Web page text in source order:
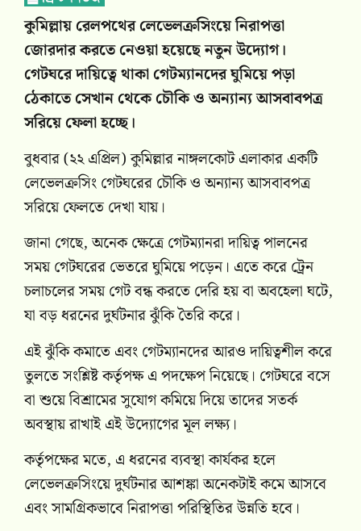
কুমিল্লায় রেলপথের লেভেলক্রসিংয়ে নিরাপত্তা
জোরদার করতে নেওয়া হয়েছে নতুন উদ্যোগ।
গেটঘরে দায়িত্বে থাকা গেটম্যানদের ঘুমিয়ে পড়া
ঠেকাতে সেখান থেকে চৌকি ও অন্যান্য আসবাবপত্র
সরিয়ে ফেলা হচ্ছে।
বুধবার (২২ এপ্রিল) কুমিল্লার নাঙ্গলকোট এলাকার একটি
লেভেলক্রসিং গেটঘরের চৌকি ও অন্যান্য আসবাবপত্র
সরিয়ে ফেলতে দেখা যায়।
জানা গেছে, অনেক ক্ষেত্রে গেটম্যানরা দায়িত্ব পালনের
সময় গেটঘরের ভেতরে ঘুমিয়ে পড়েন। এতে করে ট্রেন
চলাচলের সময় গেট বন্ধ করতে দেরি হয় বা অবহেলা ঘটে,
যা বড় ধরনের দুর্ঘটনার ঝুঁকি তৈরি করে।
এই ঝুঁকি কমাতে এবং গেটম্যানদের আরও দায়িত্বশীল করে
তুলতে সংশ্লিষ্ট কর্তৃপক্ষ এ পদক্ষেপ নিয়েছে। গেটঘরে বসে
বা শুয়ে বিশ্রামের সুযোগ কমিয়ে দিয়ে তাদের সতর্ক
অবস্থায় রাখাই এই উদ্যোগের মূল লক্ষ্য।
কর্তৃপক্ষের মতে, এ ধরনের ব্যবস্থা কার্যকর হলে
লেভেলক্রসিংয়ে দুর্ঘটনার আশঙ্কা অনেকটাই কমে আসবে
এবং সামগ্রিকভাবে নিরাপত্তা পরিস্থিতির উন্নতি হবে।